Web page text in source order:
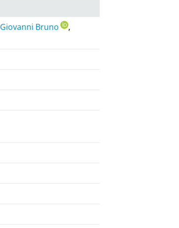
Giovanni Bruno
,